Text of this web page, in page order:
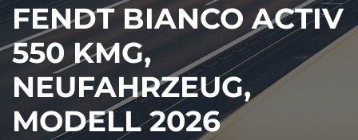
FENDT BIANCO ACTIV
550 KMG,
NEUFAHRZEUG,
MODELL 2026